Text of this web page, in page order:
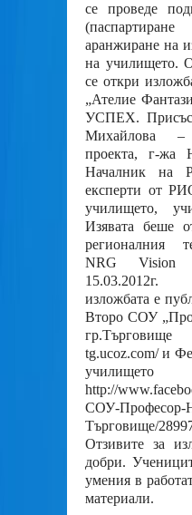
се проведе
аранжиране на
на училището.
се откри
„Ателие
УСПЕХ.
Михайлова –
проекта, г-жа
Началник на
експерти от
училището,
Изявата беше
регионалния
NRG Vision
изложбата е
Второ СОУ
tg.ucoz.com/ и
училището
http://
СОУ-Професор-
Търговище/
Отзивите за
добри.
умения в
материали.